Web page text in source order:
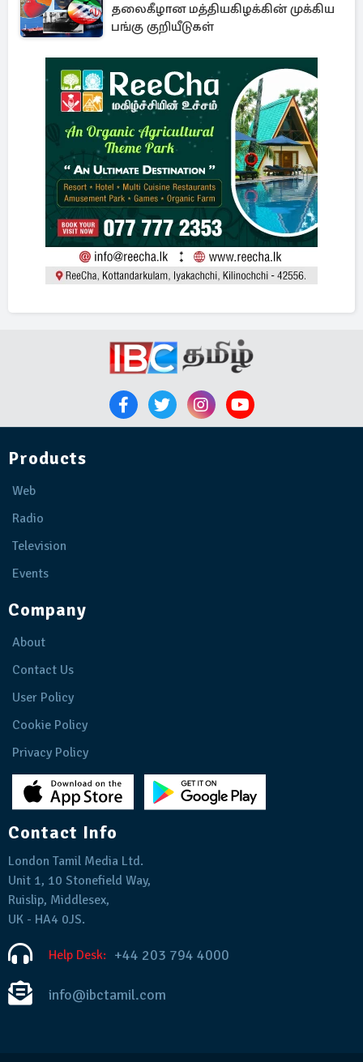
தலைகீழான மத்தியகிழக்கின் முக்கிய
பங்கு குறியீடுகள்
Products
Web
Radio
Television
Events
Company
About
Contact Us
User Policy
Cookie Policy
Privacy Policy
Contact Info
London Tamil Media Ltd.
Unit 1, 10 Stonefield Way,
Ruislip, Middlesex,
UK - HA4 0JS.
Help Desk: +44 203 794 4000
info@ibctamil.com